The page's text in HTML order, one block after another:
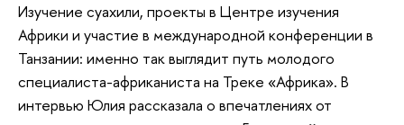
Изучение суахили, проекты в Центре изучения
Африки и участие в международной конференции в
Танзании: именно так выглядит путь молодого
специалиста-африканиста на Треке «Африка». В
интервью Юлия рассказала о впечатлениях от